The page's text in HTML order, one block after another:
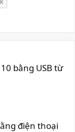
bằng USB từ
điện thoại